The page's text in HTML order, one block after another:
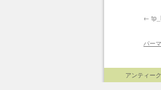
パー
アンティー